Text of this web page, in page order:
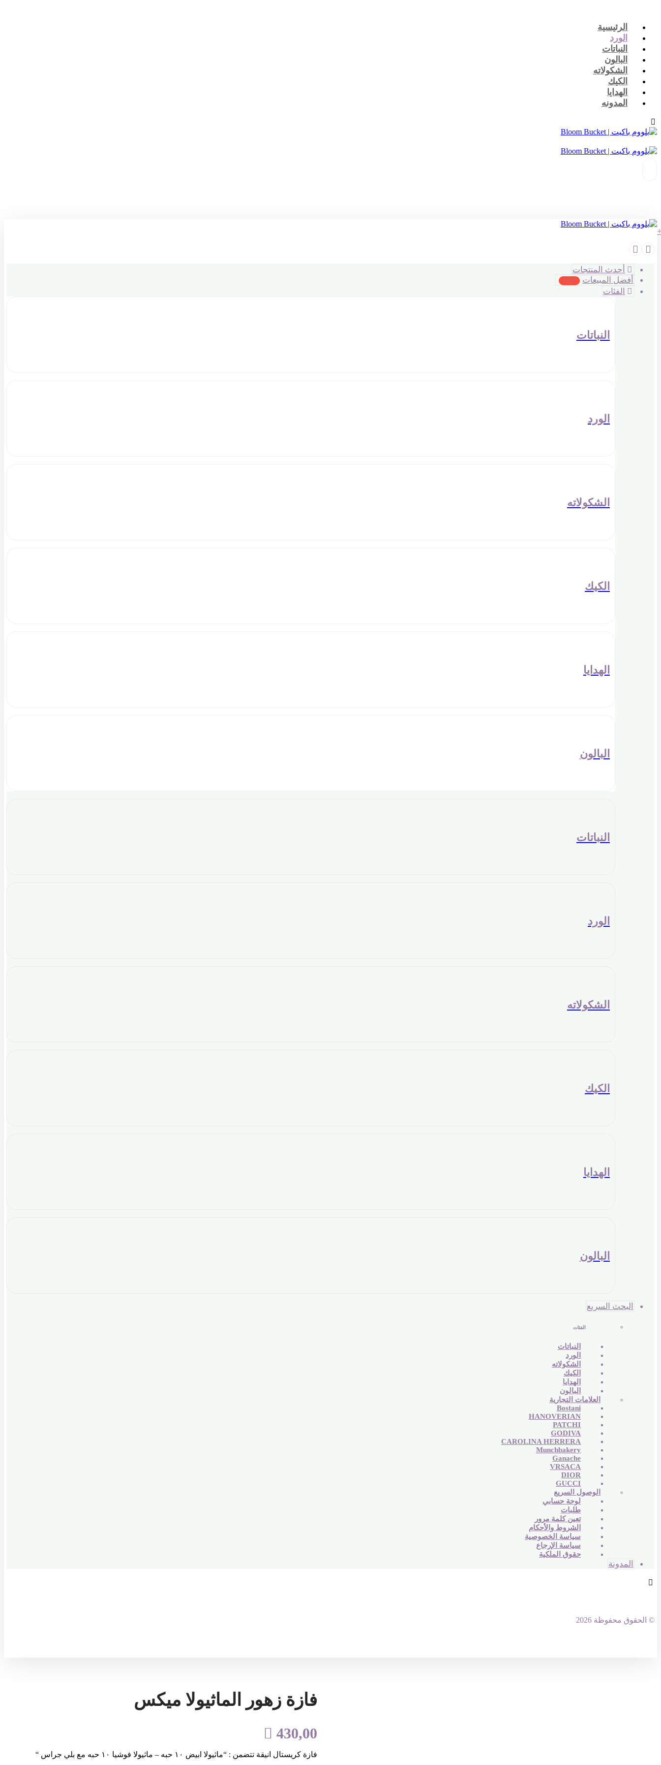
الرئيسية
الورد
النباتات
البالون
الشكولاته
الكيك
الهدايا
المدونه
أحدث المنتجات
أفضل المبيعات
HOT
الفئات
النباتات
الورد
الشكولاته
الكيك
الهدايا
البالون
النباتات
الورد
الشكولاته
الكيك
الهدايا
البالون
البحث السريع
الفئات
النباتات
الورد
الشكولاته
الكيك
الهدايا
البالون
العلامات التجارية
Bostani
HANOVERIAN
PATCHI
GODIVA
CAROLINA HERRERA
Munchbakery
Ganache
VRSACA
DIOR
GUCCI
الوصول السريع
لوحة حسابي
طلبات
تعين كلمة مرور
الشروط والأحكام
سياسة الخصوصية
سياسة الإرجاع
حقوق الملكية
المدونة
© الحقوق محفوظة 2026
فازة زهور الماثيولا ميكس
 430,00
فازة كريستال انيقة تتضمن : “ماثيولا ابيض ١٠ حبه – ماثيولا فوشيا ١٠ حبه مع بلي جراس “